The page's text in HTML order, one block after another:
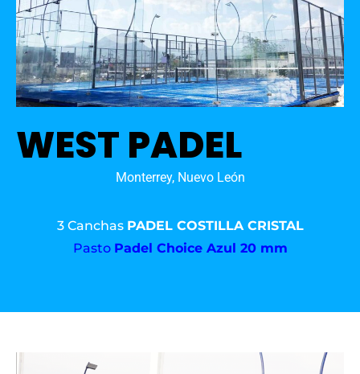
WEST PADEL
Monterrey, Nuevo León
3 Canchas PADEL COSTILLA CRISTAL
Pasto Padel Choice Azul 20 mm